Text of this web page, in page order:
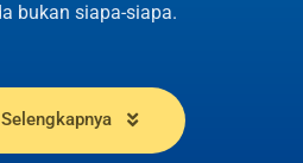
bukan siapa-siapa.